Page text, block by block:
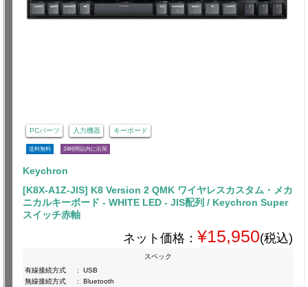
PCパーツ 入力機器 キーボード
送料無料 24時間以内に出荷
Keychron
[K8X-A1Z-JIS] K8 Version 2 QMK ワイヤレスカスタム・メカ
ニカルキーボード - WHITE LED - JIS配列 / Keychron Super
スイッチ赤軸
ネット価格： ¥15,950(税込)
スペック
有線接続方式
:
USB
無線接続方式
:
Bluetooth